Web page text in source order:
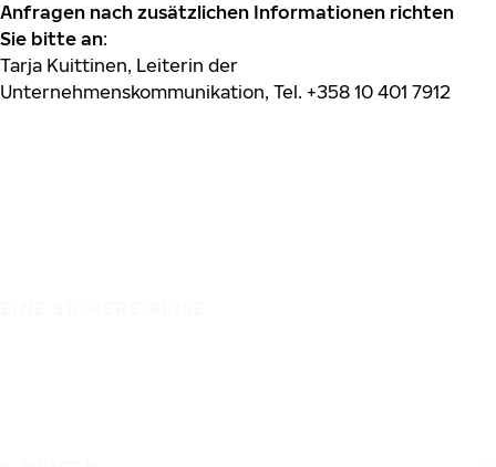
Anfragen nach zusätzlichen Informationen richten
Sie bitte an:
Tarja Kuittinen, Leiterin der
Unternehmenskommunikation, Tel. +358 10 401 7912